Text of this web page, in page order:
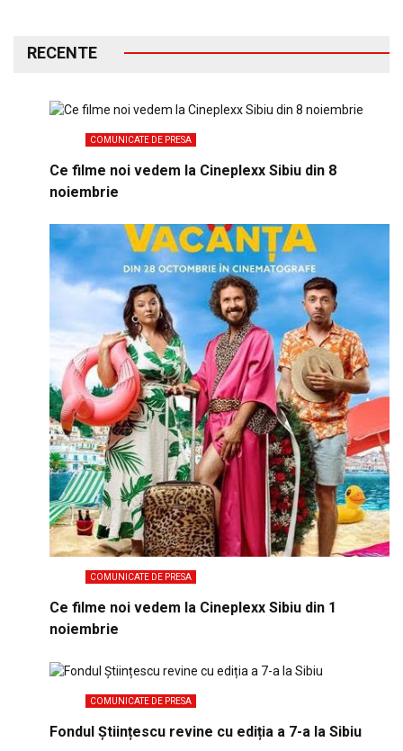
RECENTE
COMUNICATE DE PRESA
Ce filme noi vedem la Cineplexx Sibiu din 8
noiembrie
COMUNICATE DE PRESA
Ce filme noi vedem la Cineplexx Sibiu din 1
noiembrie
COMUNICATE DE PRESA
Fondul Științescu revine cu ediția a 7-a la Sibiu